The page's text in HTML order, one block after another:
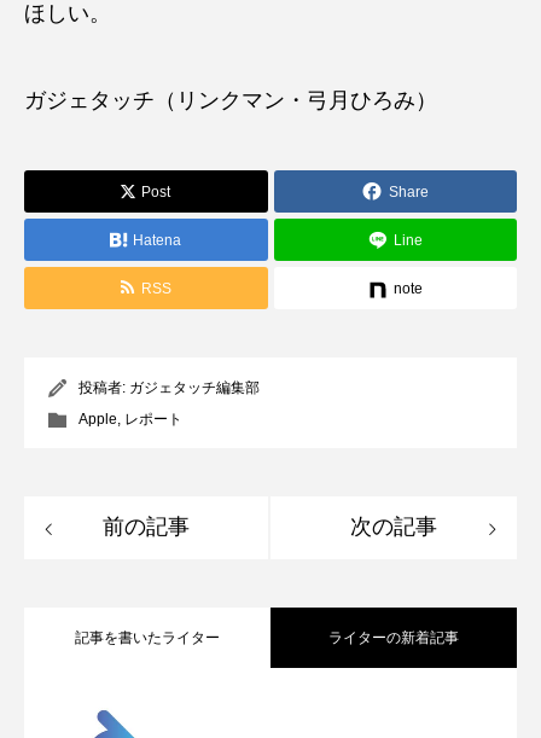
ほしい。
ガジェタッチ（リンクマン・弓月ひろみ）
Post Share
Hatena Line
RSS note
投稿者: ガジェタッチ編集部
Apple, レポート
前の記事 次の記事
記事を書いたライター ライターの新着記事
2026.05.04